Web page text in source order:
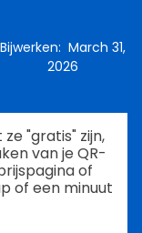
Bijwerken: March 31,
2026
"gratis" zijn,
van je QR-
of
of een minuut